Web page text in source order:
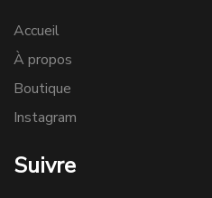
Accueil
À propos
Boutique
Instagram
Suivre